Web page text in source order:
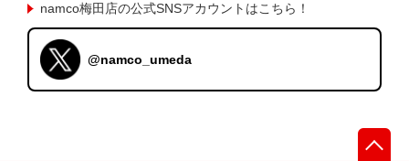
namco梅田店の公式SNSアカウントはこちら！
@namco_umeda